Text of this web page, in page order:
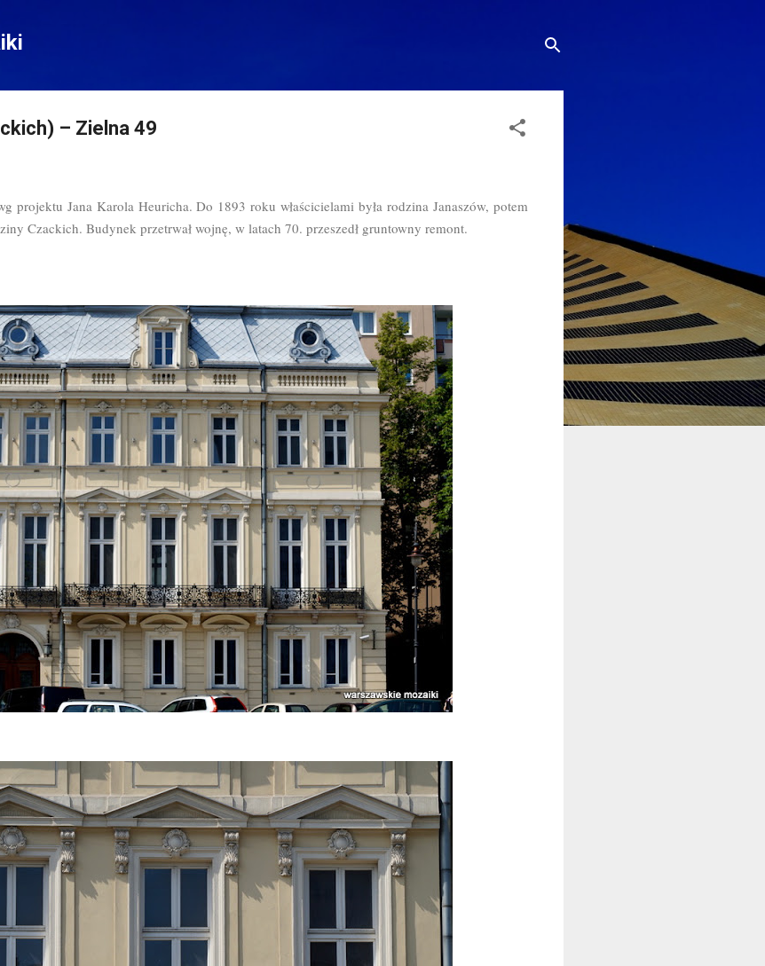
– Zielna 49
projektu Jana Karola Heuricha. Do 1893 roku właścicielami była rodzina Janaszów, potem
Czackich. Budynek przetrwał wojnę, w latach 70. przeszedł gruntowny remont.